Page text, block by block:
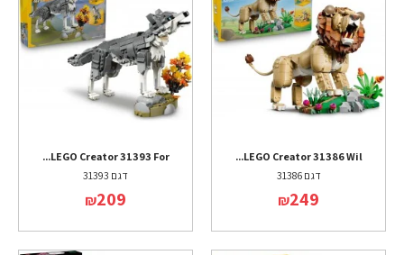
LEGO Creator 31386 Wil...
דגם 31386
₪249
LEGO Creator 31393 For...
דגם 31393
₪209